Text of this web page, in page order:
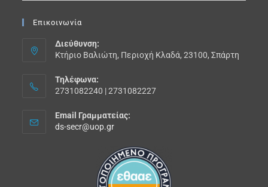
Επικοινωνία
Διεύθυνση:
Κτήριο Βαλιώτη, Περιοχή Κλαδά, 23100, Σπάρτη
Τηλέφωνα:
2731082240 | 2731082227
Email Γραμματείας:
ds-secr@uop.gr